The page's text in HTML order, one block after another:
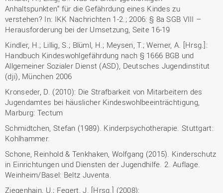
Anhaltspunkten“ für die Gefährdung eines Kindes zu
verstehen? In: IKK Nachrichten 1-2.; 2006: § 8a SGB VIII –
Herausforderung bei der Umsetzung, Seite 16-19
Kindler, H.; Lillig, S.; Blüml, H.; Meysen, T.; Werner, A. [Hrsg.]:
Handbuch Kindeswohlgefährdung nach § 1666 BGB und
Allgemeiner Sozialer Dienst (ASD), Deutsches Jugendinstitut
(dji), München 2006
Kronseder, D. (2010): Die Strafbarkeit von Mitarbeitern des
Jugendamtes bei häuslicher Kindeswohlbeeinträchtigung,
Marburg: Tectum
Schmidtchen, Stefan (1989). Kinderpsychotherapie. Stuttgart:
Kohlhammer.
Schone, Reinhold & Tenkhaken, Wolfgang (2015). Kinderschutz
in Einrichtungen und Diensten der Jugendhilfe. 2. Auflage.
Weinheim/Basel: Beltz Juventa.
Ziegenhain, U.; Fegert, J. [Hrsg.] (2008):